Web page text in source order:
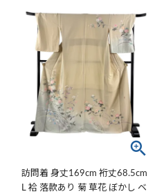
訪問着 身丈169cm 裄丈68.5cm
L 袷 落款あり 菊 草花 ぼかし ベ